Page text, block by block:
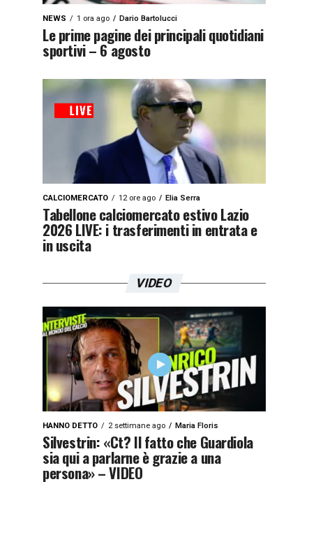
NEWS 1 ora ago Dario Bartolucci
Le prime pagine dei principali quotidiani
sportivi – 6 agosto
CALCIOMERCATO 12 ore ago Elia Serra
Tabellone calciomercato estivo Lazio
2026 LIVE: i trasferimenti in entrata e
in uscita
VIDEO
HANNO DETTO 2 settimane ago Maria Floris
Silvestrin: «Ct? Il fatto che Guardiola
sia qui a parlarne è grazie a una
persona» – VIDEO